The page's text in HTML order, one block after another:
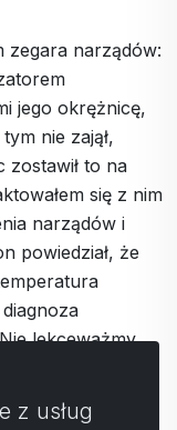
zegara narządów:
jego okrężnicę,
nie zajął,
zostawił to na
się z nim
narządów i
powiedział, że
lekceważmy
zajmijmy się
z usług